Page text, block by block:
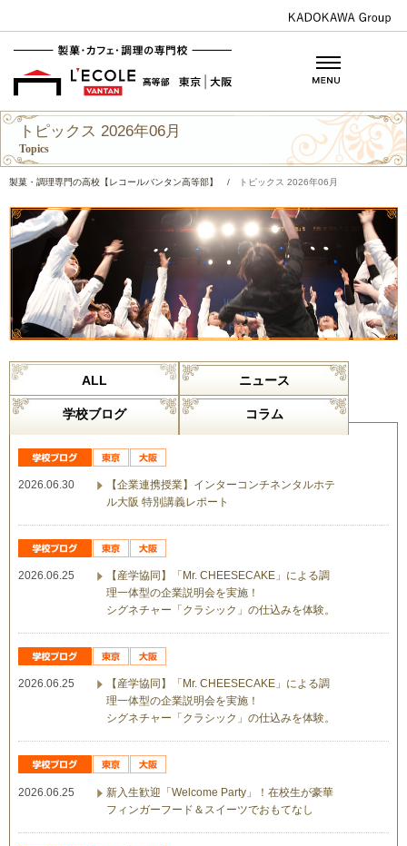
トピックス 2026年06月
Topics
製菓・調理専門の高校【レコールバンタン高等部】 / トピックス 2026年06月
ALL ニュース
学校ブログ コラム
2026.06.30
【企業連携授業】インターコンチネンタルホテ
ル大阪 特別講義レポート
2026.06.25
【産学協同】「Mr. CHEESECAKE」による調
理一体型の企業説明会を実施！
シグネチャー「クラシック」の仕込みを体験。
2026.06.25
【産学協同】「Mr. CHEESECAKE」による調
理一体型の企業説明会を実施！
シグネチャー「クラシック」の仕込みを体験。
2026.06.25
新入生歓迎「Welcome Party」！在校生が豪華
フィンガーフード＆スイーツでおもてなし